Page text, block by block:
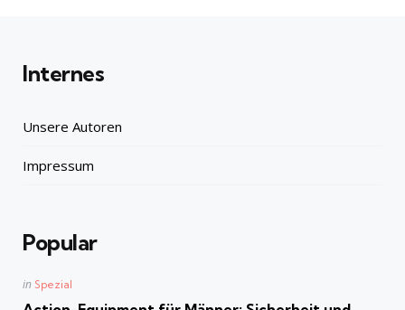
Internes
Unsere Autoren
Impressum
Popular
Posted
in Spezial